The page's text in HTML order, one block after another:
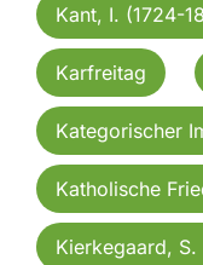
Kant, I. (1724-
Karfreitag
Kategorischer
Katholische
Kierkegaard, S.